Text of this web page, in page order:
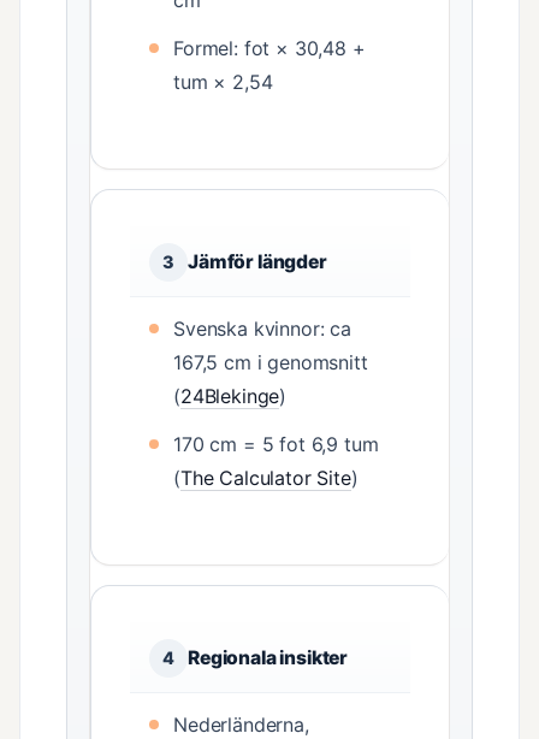
Formel: fot × 30,48 +
tum × 2,54
3 Jämför längder
Svenska kvinnor: ca
167,5 cm i genomsnitt
(24Blekinge)
170 cm = 5 fot 6,9 tum
(The Calculator Site)
4 Regionala insikter
Nederländerna,